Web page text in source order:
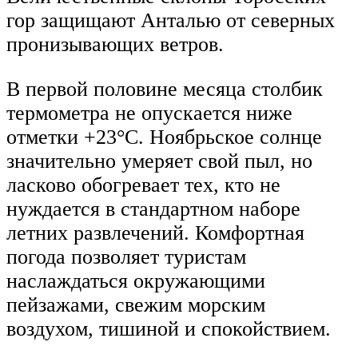
гор защищают Анталью от северных
пронизывающих ветров.
В первой половине месяца столбик
термометра не опускается ниже
отметки +23°С. Ноябрьское солнце
значительно умеряет свой пыл, но
ласково обогревает тех, кто не
нуждается в стандартном наборе
летних развлечений. Комфортная
погода позволяет туристам
наслаждаться окружающими
пейзажами, свежим морским
воздухом, тишиной и спокойствием.